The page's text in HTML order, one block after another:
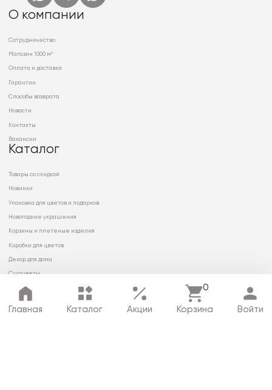
Главная Каталог Акции
0
Корзина Войти
О компании
Сотрудничество
Магазин 1000 м²
Оплата и доставка
Гарантии
Способы возврата
Новости
Контакты
Вакансии
Каталог
Товары со скидкой
Новинки
Упаковка для цветов и подарков
Новогодние украшения
Корзины и плетеные изделия
Коробки для цветов
Декор для дома
Сухоцветы
© 2026 ООО «МИРРЭЙ»